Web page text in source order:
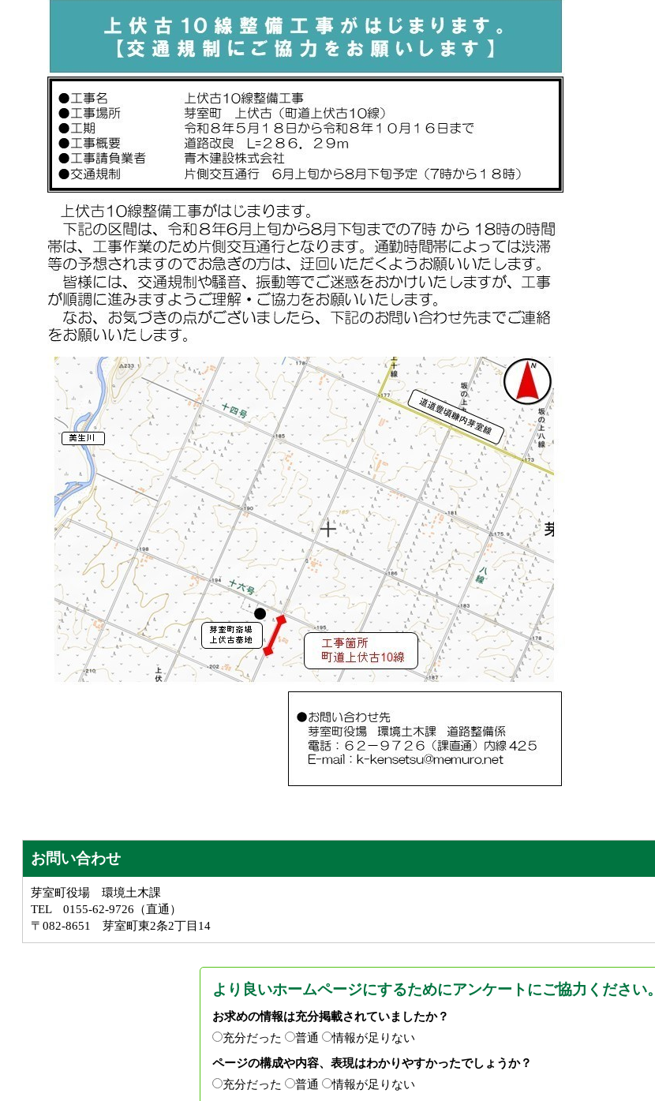
お問い合わせ
芽室町役場 環境土木課
TEL 0155-62-9726（直通）
〒082-8651 芽室町東2条2丁目14
より良いホームページにするためにアンケートにご協力ください。
お求めの情報は充分掲載されていましたか？
充分だった
普通
情報が足りない
ページの構成や内容、表現はわかりやすかったでしょうか？
充分だった
普通
情報が足りない